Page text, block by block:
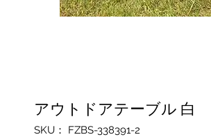
アウトドアテーブル 白
SKU： FZBS-338391-2